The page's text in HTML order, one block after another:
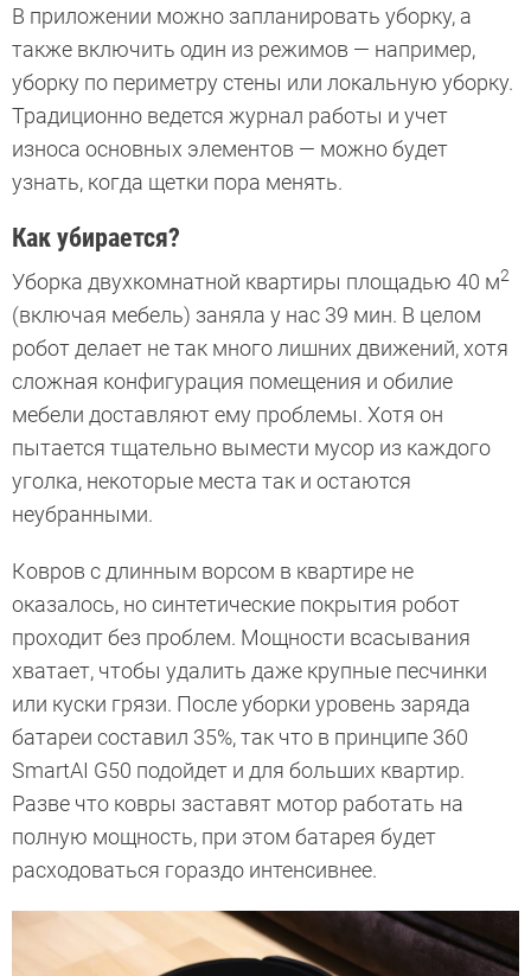
В приложении можно запланировать уборку, а
также включить один из режимов — например,
уборку по периметру стены или локальную уборку.
Традиционно ведется журнал работы и учет
износа основных элементов — можно будет
узнать, когда щетки пора менять.
Как убирается?
Уборка двухкомнатной квартиры площадью 40 м2
(включая мебель) заняла у нас 39 мин. В целом
робот делает не так много лишних движений, хотя
сложная конфигурация помещения и обилие
мебели доставляют ему проблемы. Хотя он
пытается тщательно вымести мусор из каждого
уголка, некоторые места так и остаются
неубранными.
Ковров с длинным ворсом в квартире не
оказалось, но синтетические покрытия робот
проходит без проблем. Мощности всасывания
хватает, чтобы удалить даже крупные песчинки
или куски грязи. После уборки уровень заряда
батареи составил 35%, так что в принципе 360
SmartAI G50 подойдет и для больших квартир.
Разве что ковры заставят мотор работать на
полную мощность, при этом батарея будет
расходоваться гораздо интенсивнее.